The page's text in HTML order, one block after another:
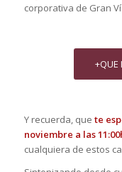
corporativa de Gran
+QUE
Y recuerda, que te
noviembre a las
cualquiera de estos